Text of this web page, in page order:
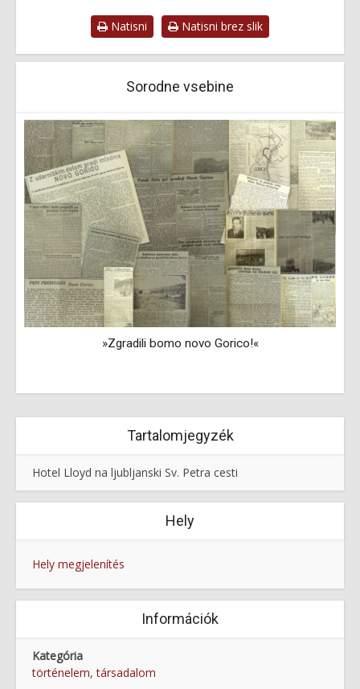
Natisni Natisni brez slik
Sorodne vsebine
»Zgradili bomo novo Gorico!«
Tartalomjegyzék
Hotel Lloyd na ljubljanski Sv. Petra cesti
Hely
Hely megjelenítés
Információk
Kategória
történelem,társadalom